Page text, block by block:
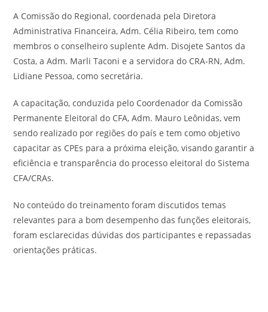
A Comissão do Regional, coordenada pela Diretora
Administrativa Financeira, Adm. Célia Ribeiro, tem como
membros o conselheiro suplente Adm. Disojete Santos da
Costa, a Adm. Marli Taconi e a servidora do CRA-RN, Adm.
Lidiane Pessoa, como secretária.
A capacitação, conduzida pelo Coordenador da Comissão
Permanente Eleitoral do CFA, Adm. Mauro Leônidas, vem
sendo realizado por regiões do país e tem como objetivo
capacitar as CPEs para a próxima eleição, visando garantir a
eficiência e transparência do processo eleitoral do Sistema
CFA/CRAs.
No conteúdo do treinamento foram discutidos temas
relevantes para a bom desempenho das funções eleitorais,
foram esclarecidas dúvidas dos participantes e repassadas
orientações práticas.